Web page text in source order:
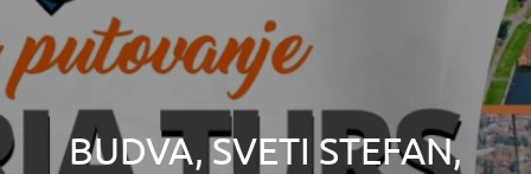
BUDVA, SVETI STEFAN,